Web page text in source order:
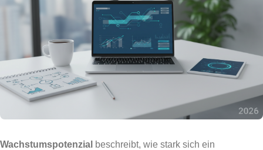
Wachstumspotenzial beschreibt, wie stark sich ein